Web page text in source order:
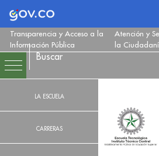
Logo Gobierno de Colombia
Transparencia y Acceso a la
Información Pública
Atención y
la
LA ESCUELA
CARRERAS